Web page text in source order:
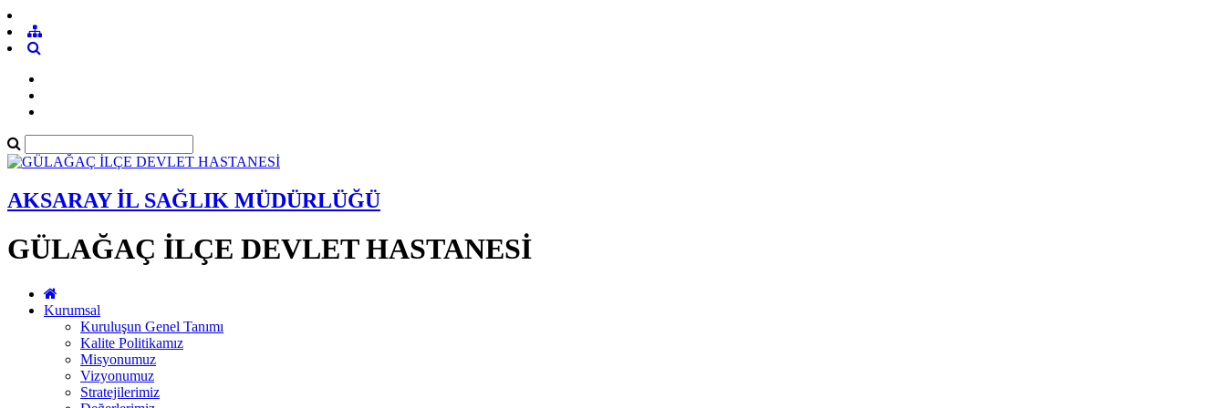
AKSARAY İL SAĞLIK MÜDÜRLÜĞÜ
GÜLAĞAÇ İLÇE DEVLET HASTANESİ
Kurumsal
Kuruluşun Genel Tanımı
Kalite Politikamız
Misyonumuz
Vizyonumuz
Stratejilerimiz